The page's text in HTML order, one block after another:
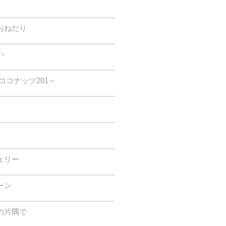
ねだり
コナッツ201～
リー
ン
片隅で